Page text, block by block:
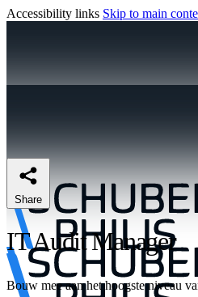
Accessibility links Skip to main
Share
IT Audit Manager
Bouw mee aan het hoogste niveau